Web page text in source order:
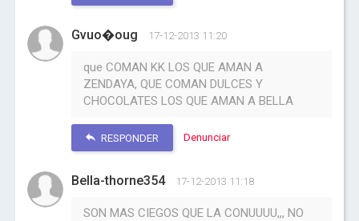
Gvuo�oug 17-12-2013 11:20
que COMAN KK LOS QUE AMAN A
ZENDAYA, QUE COMAN DULCES Y
CHOCOLATES LOS QUE AMAN A BELLA
RESPONDER Denunciar
Bella-thorne354 17-12-2013 11:18
SON MAS CIEGOS QUE LA CONUUUU,,, NO